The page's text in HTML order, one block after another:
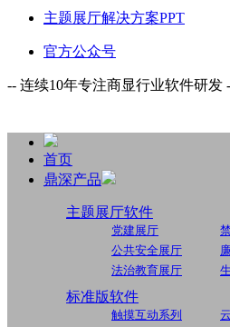
主题展厅解决方案PPT
官方公众号
-- 连续10年专注商显行业软件研发
深圳市鼎深电
首页
鼎深产品
主题展厅软件
党建展厅
公共安全展厅
法治教育展厅
标准版软件
触摸互动系列